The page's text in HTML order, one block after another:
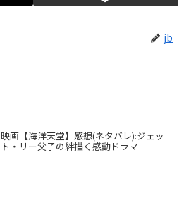
jb
映画【海洋天堂】感想(ネタバレ):ジェッ
ト・リー父子の絆描く感動ドラマ